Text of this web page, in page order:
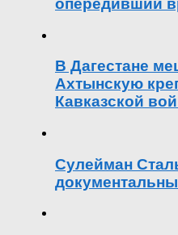
опередивший
В Дагестане
Ахтынскую
Кавказской
Сулейман